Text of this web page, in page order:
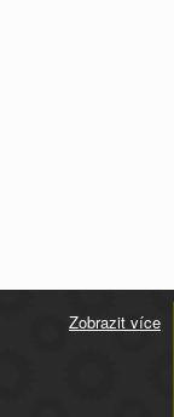
Zobrazit více